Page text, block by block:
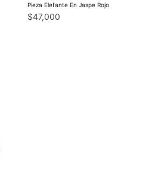
Pieza Elefante En Jaspe Rojo
$47,000